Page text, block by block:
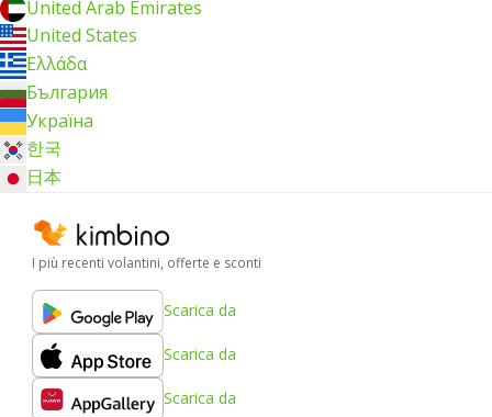
United Arab Emirates
United States
Ελλάδα
България
Україна
한국
日本
I più recenti volantini, offerte e sconti
Scarica da
Scarica da
Scarica da